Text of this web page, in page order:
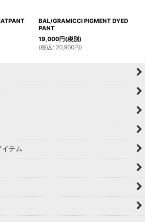
BAL/GRAMICCI PIGMENT DYED
PANT
19,000円(税別)
(税込 : 20,900円)
テム